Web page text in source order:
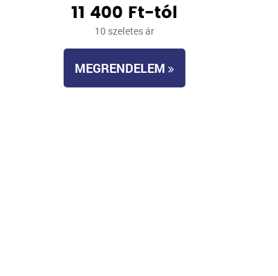
11 400 Ft-tól
10 szeletes ár
MEGRENDELEM